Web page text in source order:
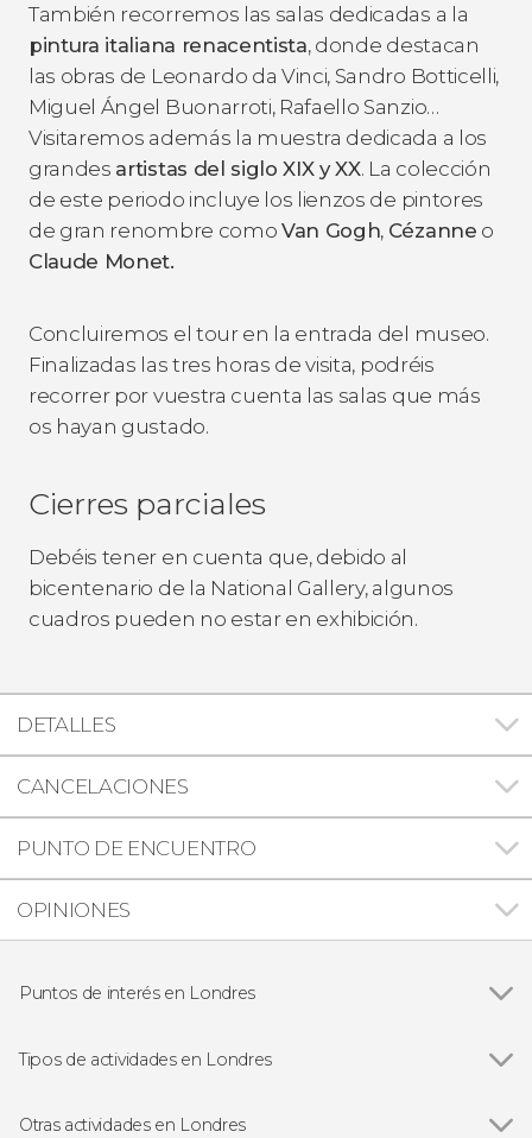
También recorremos las salas dedicadas a la
pintura italiana renacentista, donde destacan
las obras de Leonardo da Vinci, Sandro Botticelli,
Miguel Ángel Buonarroti, Rafaello Sanzio…
Visitaremos además la muestra dedicada a los
grandes artistas del siglo XIX y XX. La colección
de este periodo incluye los lienzos de pintores
de gran renombre como Van Gogh, Cézanne o
Claude Monet.
Concluiremos el tour en la entrada del museo.
Finalizadas las tres horas de visita, podréis
recorrer por vuestra cuenta las salas que más
os hayan gustado.
Cierres parciales
Debéis tener en cuenta que, debido al
bicentenario de la National Gallery, algunos
cuadros pueden no estar en exhibición.
DETALLES
CANCELACIONES
PUNTO DE ENCUENTRO
OPINIONES
Puntos de interés en Londres
Palacio de Buckingham
Abadía de Westminster
Tipos de actividades en Londres
Free tours en Londres
Otras actividades en Londres